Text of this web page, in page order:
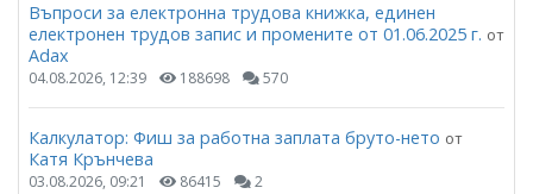
Въпроси за електронна трудова книжка, единен
електронен трудов запис и промените от 01.06.2025 г. от
Adax
04.08.2026, 12:39 188698 570
Калкулатор: Фиш за работна заплата бруто-нето от
Катя Крънчева
03.08.2026, 09:21 86415 2